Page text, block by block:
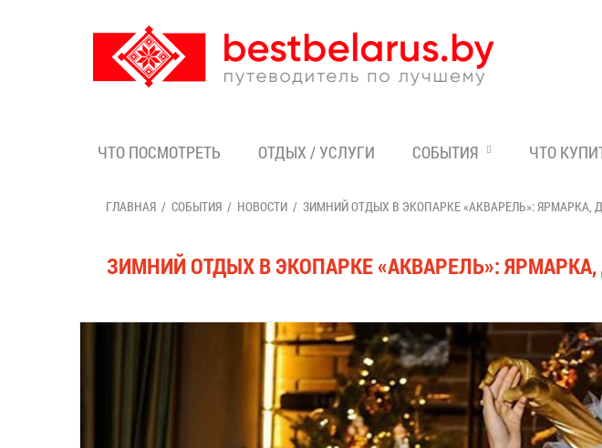
ЧТО ПОСМОТРЕТЬ ОТДЫХ / УСЛУГИ СОБЫТИЯ ЧТО
ГЛАВНАЯ СОБЫТИЯ НОВОСТИ ЗИМНИЙ ОТДЫХ В ЭКОПАРКЕ «АКВАРЕЛЬ»:
ЗИМНИЙ ОТДЫХ В ЭКОПАРКЕ «АКВАРЕЛЬ»: